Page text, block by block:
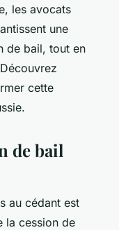
les avocats
une
de bail, tout en
cette
de bail
au cédant est
la cession de